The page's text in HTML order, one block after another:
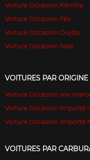
Voiture Occasion Kénitra
Voiture Occasion Fès
Voiture Occasion Oujda
Voiture Occasion Sale
VOITURES PAR ORIGINE
Voiture Occasion ww
Voiture Occasion Importé
Voiture Occasion Importé
VOITURES PAR